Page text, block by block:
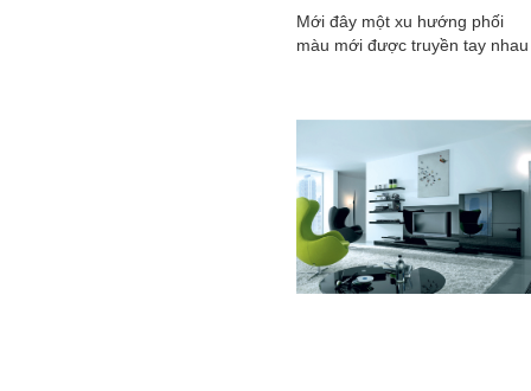
Mới đây một xu hướng phối
màu mới được truyền tay nhau
Ombre, cách phối màu sắc tinh
tế sao cho màu sắc chuyển
từ tông nhạt sang đậm, từ
sang tối hay ngược lại. Cùng
tìm hiểu phong các này qua
việc ...